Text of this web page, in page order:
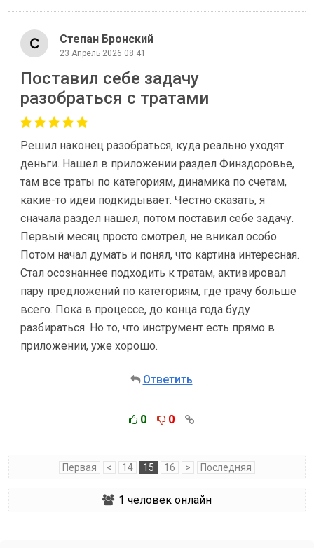
Степан Бронский
23 Апрель 2026 08:41
Поставил себе задачу
разобраться с тратами
Решил наконец разобраться, куда реально уходят
деньги. Нашел в приложении раздел Финздоровье,
там все траты по категориям, динамика по счетам,
какие-то идеи подкидывает. Честно сказать, я
сначала раздел нашел, потом поставил себе задачу.
Первый месяц просто смотрел, не вникал особо.
Потом начал думать и понял, что картина интересная.
Стал осознаннее подходить к тратам, активировал
пару предложений по категориям, где трачу больше
всего. Пока в процессе, до конца года буду
разбираться. Но то, что инструмент есть прямо в
приложении, уже хорошо.
Ответить
0 0
Первая < 14 15 16 > Последняя
1 человек онлайн